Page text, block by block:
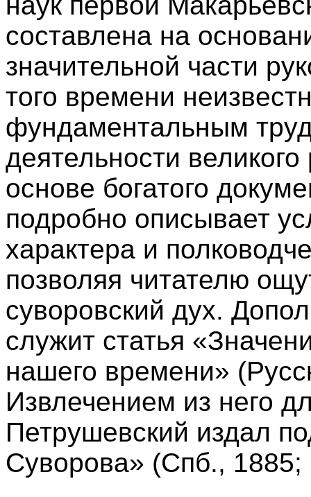
составлена на
значительной части
того времени
фундаментальным
деятельности
основе богатого
подробно описывает
характера и
позволяя читателю
суворовский дух.
служит статья
нашего времени»
Извлечением из него
Петрушевский издал
Суворова» (Спб., 1885;